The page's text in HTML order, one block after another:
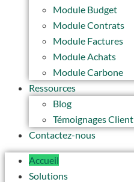
Module Budget
Module Contrats
Module Factures
Module Achats
Module Carbone
Ressources
Blog
Témoignages Client
Contactez-nous
Accueil
Solutions